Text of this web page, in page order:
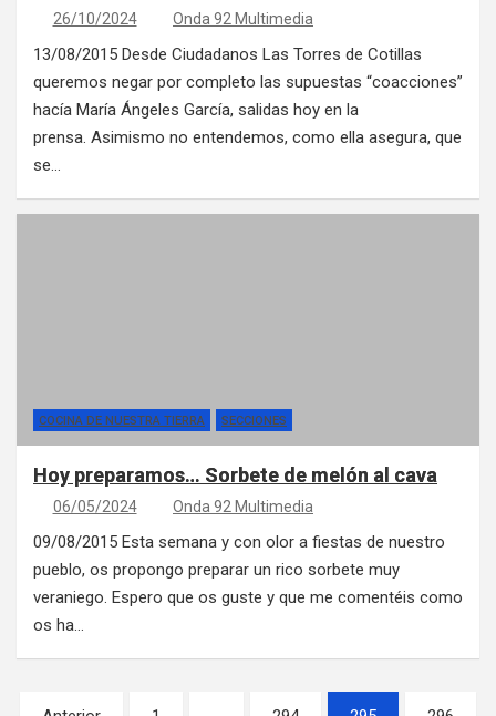
26/10/2024 Onda 92 Multimedia
13/08/2015 Desde Ciudadanos Las Torres de Cotillas
queremos negar por completo las supuestas “coacciones”
hacía María Ángeles García, salidas hoy en la
prensa. Asimismo no entendemos, como ella asegura, que
se…
COCINA DE NUESTRA TIERRA SECCIONES
Hoy preparamos… Sorbete de melón al cava
06/05/2024 Onda 92 Multimedia
09/08/2015 Esta semana y con olor a fiestas de nuestro
pueblo, os propongo preparar un rico sorbete muy
veraniego. Espero que os guste y que me comentéis como
os ha…
Paginación de entradas